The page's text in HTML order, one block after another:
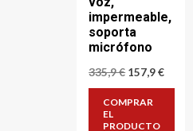
impermeable,
soporta
micrófono
335,9€ El
original
335,9 €.
157,9€El
COMPRAR
EL
PRODUCTO